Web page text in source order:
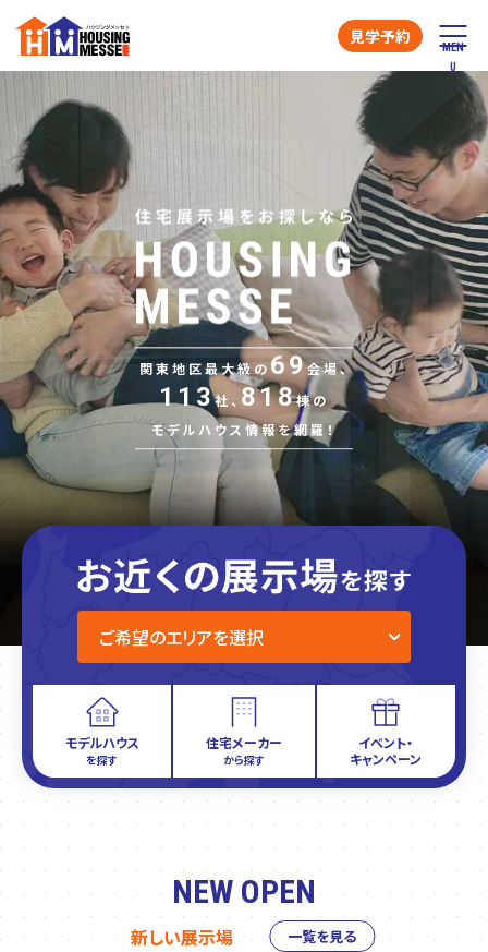
見学予約
関東地区最大級の 69会場、
113社、 818棟の
モデルハウス情報を網羅！
モデルハウス
を探す
住宅メーカー
から探す
イベント・
キャンペーン
NEW OPEN
新しい展示場 一覧を見る